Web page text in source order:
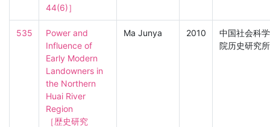
44(6)］
535
Power and
Influence of
Early Modern
Landowners in
the Northern
Huai River
Region
［歴史研究
Ma Junya 2010
中国社会科学
院历史研究所